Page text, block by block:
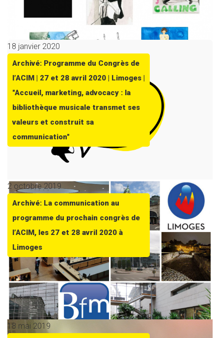
18 janvier 2020
Archivé: Programme du Congrès de
l’ACIM | 27 et 28 avril 2020 | Limoges |
"Accueil, marketing, advocacy : la
bibliothèque musicale transmet ses
valeurs et construit sa
communication"
2 octobre 2019
Archivé: La communication au
programme du prochain congrès de
l’ACIM, les 27 et 28 avril 2020 à
Limoges
18 mai 2019